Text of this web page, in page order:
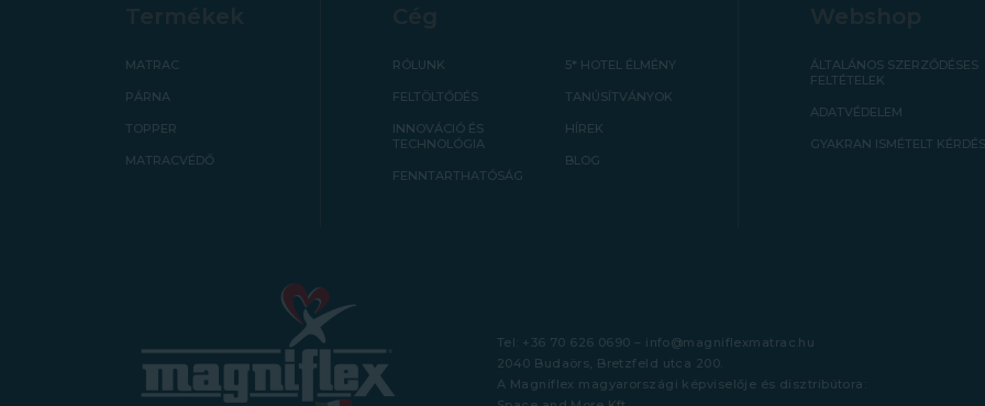
MATRAC
PÁRNA
TOPPER
MATRACVÉDŐ
RÓLUNK
FELTÖLTŐDÉS
INNOVÁCIÓ ÉS
TECHNOLÓGIA
FENNTARTHATÓSÁG
5* HOTEL ÉLMÉNY
TANÚSÍTVÁNYOK
HÍREK
BLOG
ÁLTALÁNOS SZERZŐDÉSES
FELTÉTELEK
ADATVÉDELEM
GYAKRAN ISMÉTELT
Tel: +36 70 626 0690 – info@magniflexmatrac.hu
2040 Budaörs, Bretzfeld utca 200.
A Magniflex magyarországi képviselője és disztribútora: